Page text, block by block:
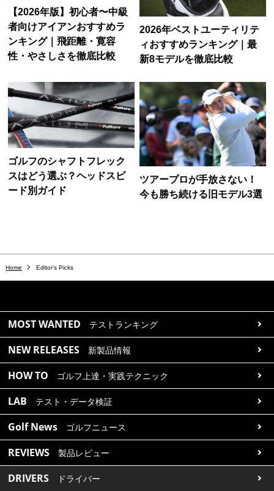
【2026年版】初心者〜中級
者向けアイアンおすすめラ
ンキング｜飛距離・寛容
性・やさしさを徹底比較
2026年ベストユーティリテ
ィおすすめランキング｜最
新8モデルを徹底比較
ゴルフのシャフトフレック
スはどう選ぶ？ヘッドスピ
ード別ガイド
ツアープロが手放さない！
今も勝ち続ける旧モデル3選
Home Editor’s Picks
MOST WANTED テストランキング
NEW RELEASES 新製品情報
HOW TO ゴルフ上達・実践テクニック
LAB テスト・データ検証
Golf News ゴルフニュース
REVIEWS 製品レビュー
DRIVERS ドライバー